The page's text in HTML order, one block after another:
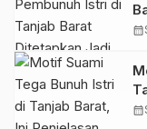
calendar_month
calendar_month